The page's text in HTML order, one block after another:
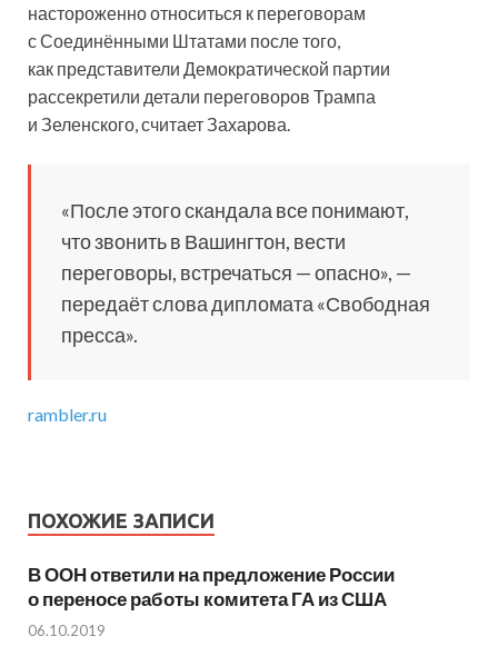
настороженно относиться к переговорам
с Соединёнными Штатами после того,
как представители Демократической партии
рассекретили детали переговоров Трампа
и Зеленского, считает Захарова.
«После этого скандала все понимают,
что звонить в Вашингтон, вести
переговоры, встречаться — опасно», —
передаёт слова дипломата «Свободная
пресса».
rambler.ru
ПОХОЖИЕ ЗАПИСИ
В ООН ответили на предложение России
о переносе работы комитета ГА из США
06.10.2019